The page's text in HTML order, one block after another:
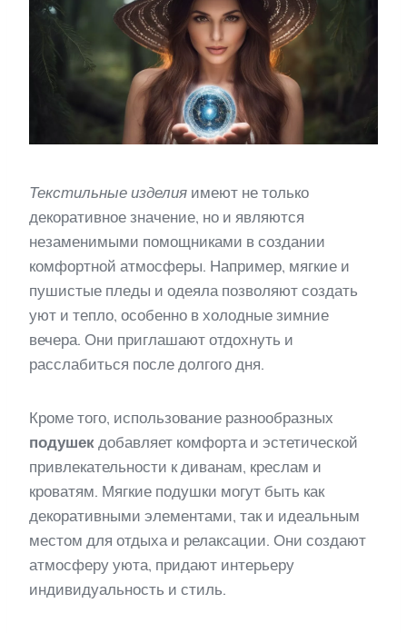
Текстильные изделия имеют не только
декоративное значение, но и являются
незаменимыми помощниками в создании
комфортной атмосферы. Например, мягкие и
пушистые пледы и одеяла позволяют создать
уют и тепло, особенно в холодные зимние
вечера. Они приглашают отдохнуть и
расслабиться после долгого дня.
Кроме того, использование разнообразных
подушек добавляет комфорта и эстетической
привлекательности к диванам, креслам и
кроватям. Мягкие подушки могут быть как
декоративными элементами, так и идеальным
местом для отдыха и релаксации. Они создают
атмосферу уюта, придают интерьеру
индивидуальность и стиль.